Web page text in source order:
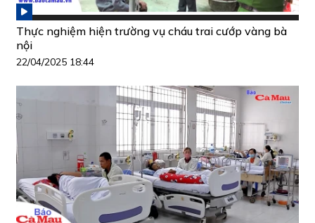
Thực nghiệm hiện trường vụ cháu trai cướp vàng bà
nội
22/04/2025 18:44